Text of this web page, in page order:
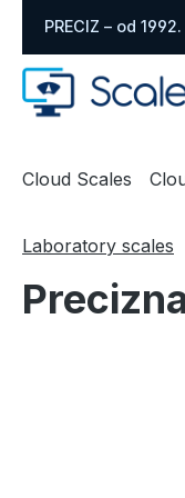
na glavni
Preskoči na
Preskoči na
PRECIZ – od 1992.
Cloud Scales
Laboratory scales